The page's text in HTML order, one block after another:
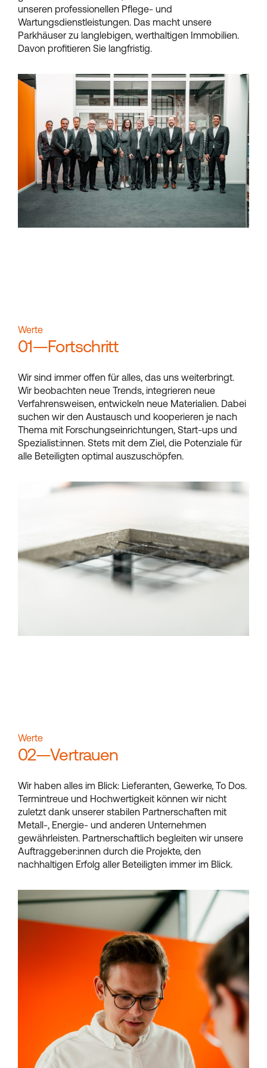
unseren professionellen Pflege- und
Wartungsdienstleistungen. Das macht unsere
Parkhäuser zu langlebigen, werthaltigen Immobilien.
Davon profitieren Sie langfristig.
Werte
01—Fortschritt
Wir sind immer offen für alles, das uns weiterbringt.
Wir beobachten neue Trends, integrieren neue
Verfahrensweisen, entwickeln neue Materialien. Dabei
suchen wir den Austausch und kooperieren je nach
Thema mit Forschungseinrichtungen, Start-ups und
Spezialist:innen. Stets mit dem Ziel, die Potenziale für
alle Beteiligten optimal auszuschöpfen.
Werte
02—Vertrauen
Wir haben alles im Blick: Lieferanten, Gewerke, To Dos.
Termintreue und Hochwertigkeit können wir nicht
zuletzt dank unserer stabilen Partnerschaften mit
Metall-, Energie- und anderen Unternehmen
gewährleisten. Partnerschaftlich begleiten wir unsere
Auftraggeber:innen durch die Projekte, den
nachhaltigen Erfolg aller Beteiligten immer im Blick.